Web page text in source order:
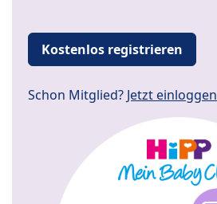
Kostenlos registrieren
Schon Mitglied? Jetzt einloggen